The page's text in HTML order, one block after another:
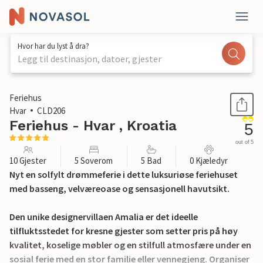
Hvor har du lyst å dra?
Legg til destinasjon, datoer, gjester
1 / 41
Feriehus
Hvar
CLD206
Feriehus - Hvar , Kroatia 5
out of 5
10 Gjester 5 Soverom 5 Bad 0 Kjæledyr
Nyt en solfylt drømmeferie i dette luksuriøse feriehuset
med basseng, velværeoase og sensasjonell havutsikt.
Den unike designervillaen Amalia er det ideelle
tilfluktsstedet for kresne gjester som setter pris på høy
kvalitet, koselige møbler og en stilfull atmosfære under en
sosial ferie med en stor familie eller vennegjeng. Organiser